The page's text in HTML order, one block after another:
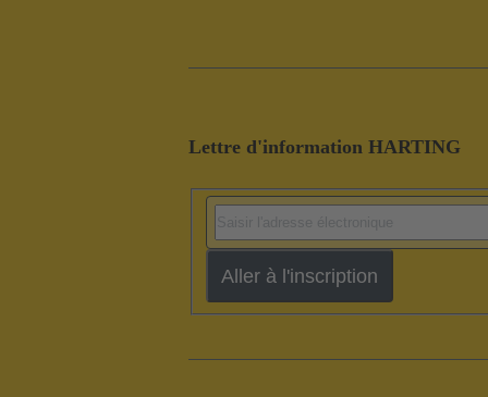
Lettre d'information HARTING
Aller à l'inscription